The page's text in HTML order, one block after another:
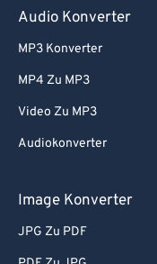
Audio Konverter
MP3 Konverter
MP4 Zu MP3
Video Zu MP3
Audiokonverter
Image Konverter
JPG Zu PDF